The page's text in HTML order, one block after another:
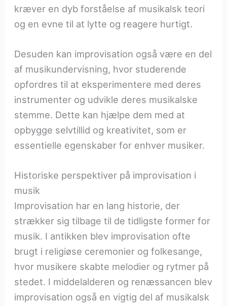
kræver en dyb forståelse af musikalsk teori
og en evne til at lytte og reagere hurtigt.
Desuden kan improvisation også være en del
af musikundervisning, hvor studerende
opfordres til at eksperimentere med deres
instrumenter og udvikle deres musikalske
stemme. Dette kan hjælpe dem med at
opbygge selvtillid og kreativitet, som er
essentielle egenskaber for enhver musiker.
Historiske perspektiver på improvisation i
musik
Improvisation har en lang historie, der
strækker sig tilbage til de tidligste former for
musik. I antikken blev improvisation ofte
brugt i religiøse ceremonier og folkesange,
hvor musikere skabte melodier og rytmer på
stedet. I middelalderen og renæssancen blev
improvisation også en vigtig del af musikalsk